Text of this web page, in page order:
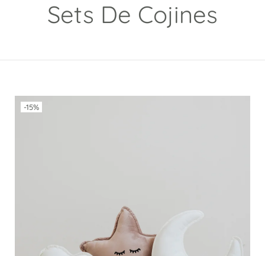
Sets De Cojines
-15%